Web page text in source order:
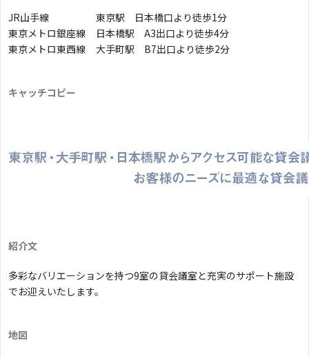
JR山手線
東京駅 日本橋口より徒歩1分
東京メトロ銀座線
日本橋駅 A3出口より徒歩4分
東京メトロ東西線
大手町駅 B7出口より徒歩2分
キャッチコピー
紹介文
多彩なバリエーションを持つ9室の貸会議室と充実のサポート施設
でお迎えいたします。
地図